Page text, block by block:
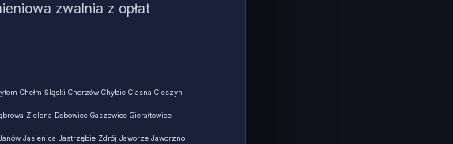
zwalnia z opłat
Chełm Śląski Chorzów Chybie Ciasna Cieszyn
Zielona Dębowiec Gaszowice Gierałtowice
Jasienica Jastrzębie Zdrój Jaworze Jaworzno